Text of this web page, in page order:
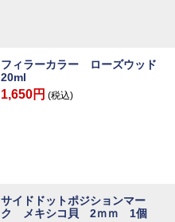
フィラーカラー ローズウッド
20ml
1,650円 (税込)
サイドドットポジションマー
ク メキシコ貝 2ｍｍ 1個